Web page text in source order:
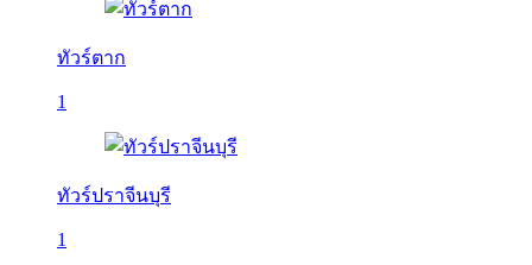
ทัวร์ตาก
1
ทัวร์ปราจีนบุรี
1